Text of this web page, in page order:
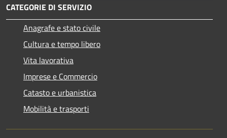
CATEGORIE DI SERVIZIO
Anagrafe e stato civile
Cultura e tempo libero
Vita lavorativa
Imprese e Commercio
Catasto e urbanistica
Mobilità e trasporti